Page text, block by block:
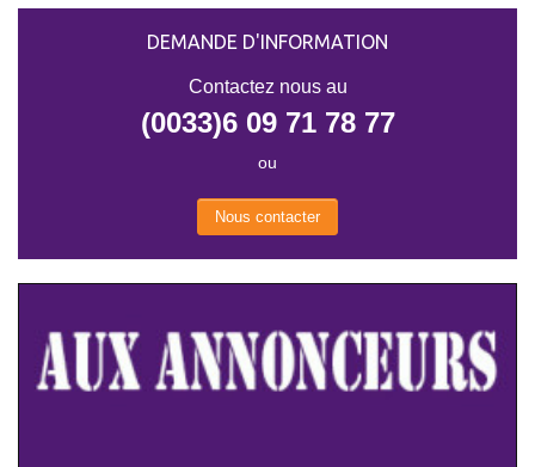
DEMANDE D'INFORMATION
Contactez nous au
(0033)6 09 71 78 77
ou
Nous contacter